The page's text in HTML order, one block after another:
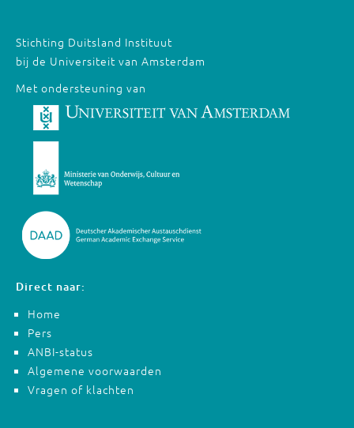
Stichting Duitsland Instituut
bij de Universiteit van Amsterdam
Met ondersteuning van
Direct naar:
Home
Pers
ANBI-status
Algemene voorwaarden
Vragen of klachten